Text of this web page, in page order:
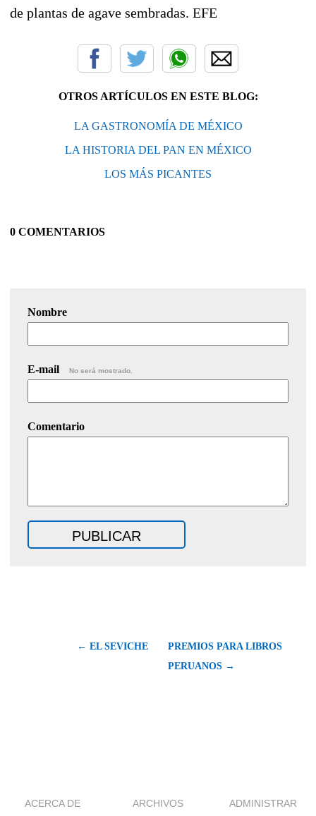
de plantas de agave sembradas. EFE
OTROS ARTÍCULOS EN ESTE BLOG:
LA GASTRONOMÍA DE MÉXICO
LA HISTORIA DEL PAN EN MÉXICO
LOS MÁS PICANTES
0 COMENTARIOS
Nombre
E-mail No será mostrado.
Comentario
← EL SEVICHE
PREMIOS PARA LIBROS
PERUANOS →
ACERCA DE ARCHIVOS ADMINISTRAR